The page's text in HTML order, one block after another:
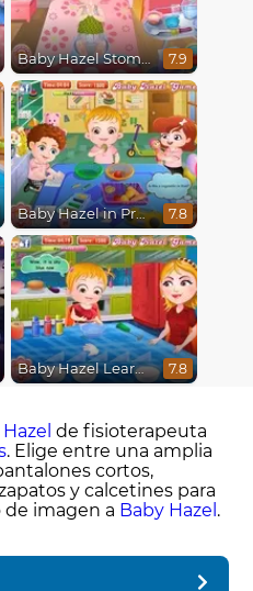
Baby Hazel Stomach Care 7.9
Baby Hazel in Preschool 7.8
Baby Hazel Learns Colors 7.8
de fisioterapeuta
. Elige entre una amplia
cortos,
y calcetines para
imagen a Baby Hazel .